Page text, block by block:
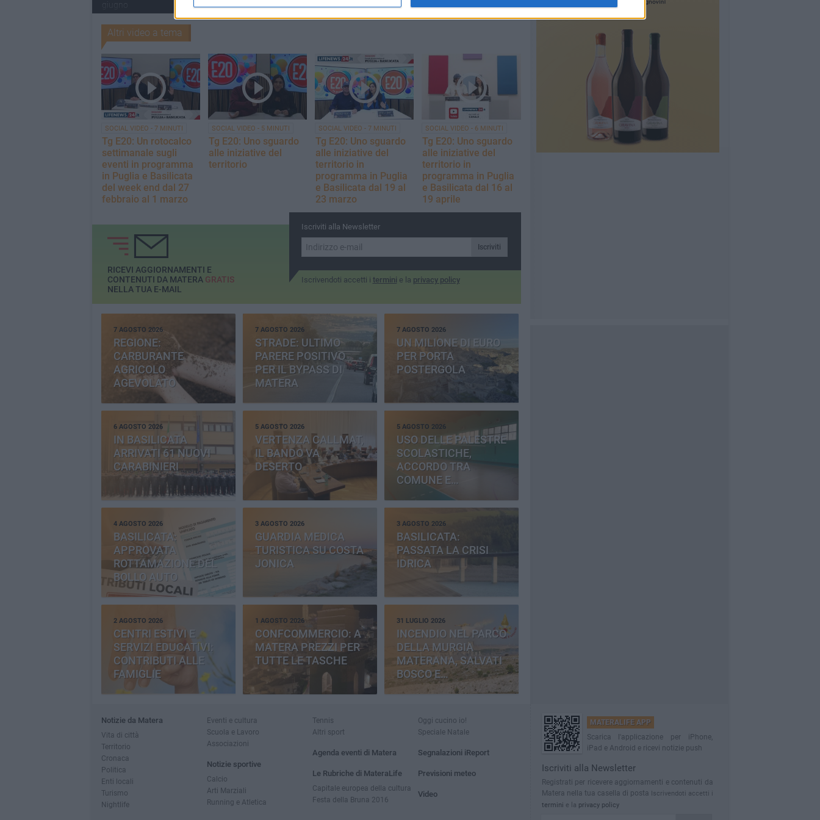
giugno
al 02 giugno
Altri video a tema
SOCIAL VIDEO - 7 MINUTI
Tg E20: Un rotocalco
settimanale sugli
eventi in programma
in Puglia e Basilicata
del week end dal 27
febbraio al 1 marzo
SOCIAL VIDEO - 5 MINUTI
Tg E20: Uno sguardo
alle iniziative del
territorio
SOCIAL VIDEO - 7 MINUTI
Tg E20: Uno sguardo
alle iniziative del
territorio in
programma in Puglia
e Basilicata dal 19 al
23 marzo
SOCIAL VIDEO - 6 MINUTI
Tg E20: Uno sguardo
alle iniziative del
territorio in
programma in Puglia
e Basilicata dal 16 al
19 aprile
Iscriviti alla Newsletter
Iscriviti
Iscrivendoti accetti i termini e la privacy policy
RICEVI AGGIORNAMENTI E
CONTENUTI DA MATERA GRATIS
NELLA TUA E-MAIL
7 AGOSTO 2026
REGIONE:
CARBURANTE
AGRICOLO
AGEVOLATO
7 AGOSTO 2026
STRADE: ULTIMO
PARERE POSITIVO
PER IL BYPASS DI
MATERA
7 AGOSTO 2026
UN MILIONE DI EURO
PER PORTA
POSTERGOLA
6 AGOSTO 2026
IN BASILICATA
ARRIVATI 61 NUOVI
CARABINIERI
5 AGOSTO 2026
VERTENZA CALLMAT,
IL BANDO VA
DESERTO
5 AGOSTO 2026
USO DELLE PALESTRE
SCOLASTICHE,
ACCORDO TRA
COMUNE E
PROVINCIA
4 AGOSTO 2026
BASILICATA:
APPROVATA
ROTTAMAZIONE DEL
BOLLO AUTO
3 AGOSTO 2026
GUARDIA MEDICA
TURISTICA SU COSTA
JONICA
3 AGOSTO 2026
BASILICATA:
PASSATA LA CRISI
IDRICA
2 AGOSTO 2026
CENTRI ESTIVI E
SERVIZI EDUCATIVI:
CONTRIBUTI ALLE
FAMIGLIE
1 AGOSTO 2026
CONFCOMMERCIO: A
MATERA PREZZI PER
TUTTE LE TASCHE
31 LUGLIO 2026
INCENDIO NEL PARCO
DELLA MURGIA
MATERANA, SALVATI
BOSCO E
CEMENTERIA
Notizie da Matera
Vita di città
Territorio
Cronaca
Politica
Enti locali
Turismo
Nightlife
Eventi e cultura
Scuola e Lavoro
Associazioni
Notizie sportive
Calcio
Arti Marziali
Running e Atletica
Tennis
Altri sport
Agenda eventi di Matera
Le Rubriche di MateraLife
Capitale europea della cultura
Festa della Bruna 2016
Oggi cucino io!
Speciale Natale
Segnalazioni iReport
Previsioni meteo
Video
MATERALIFE APP
Scarica l'applicazione per iPhone,
iPad e Android e ricevi notizie push
Iscriviti alla Newsletter
Registrati per ricevere aggiornamenti e contenuti da
Matera nella tua casella di posta Iscrivendoti accetti i
termini e la privacy policy